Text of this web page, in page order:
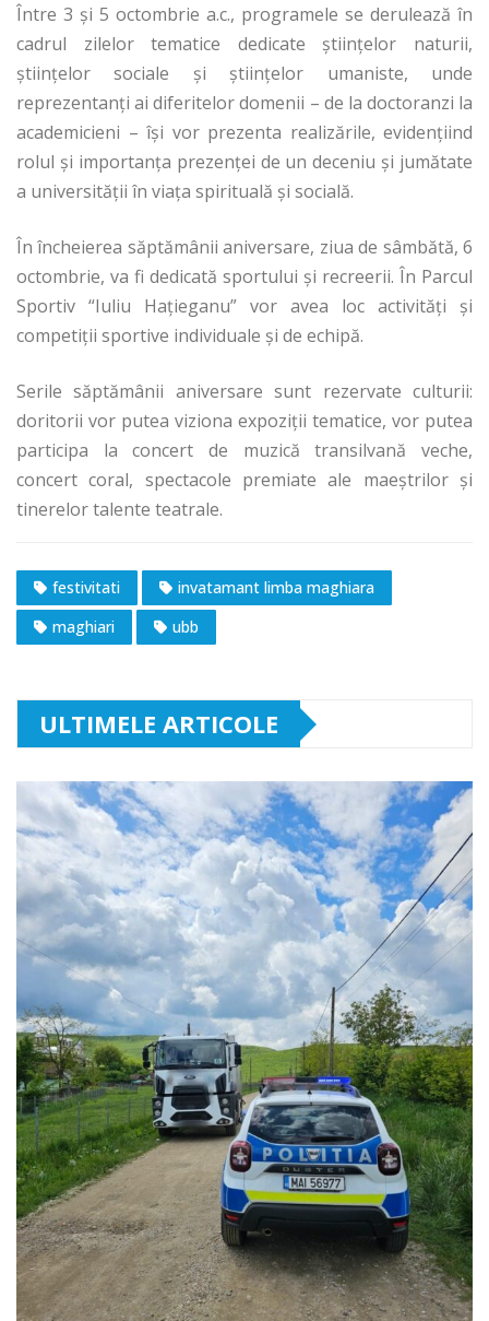
Între 3 şi 5 octombrie a.c., programele se derulează în
cadrul zilelor tematice dedicate ştiinţelor naturii,
ştiinţelor sociale şi ştiinţelor umaniste, unde
reprezentanţi ai diferitelor domenii – de la doctoranzi la
academicieni – îşi vor prezenta realizările, evidenţiind
rolul şi importanţa prezenţei de un deceniu şi jumătate
a universităţii în viaţa spirituală şi socială.
În încheierea săptămânii aniversare, ziua de sâmbătă, 6
octombrie, va fi dedicată sportului şi recreerii. În Parcul
Sportiv “Iuliu Haţieganu” vor avea loc activităţi şi
competiţii sportive individuale şi de echipă.
Serile săptămânii aniversare sunt rezervate culturii:
doritorii vor putea viziona expoziţii tematice, vor putea
participa la concert de muzică transilvană veche,
concert coral, spectacole premiate ale maeştrilor şi
tinerelor talente teatrale.
festivitati
invatamant limba maghiara
maghiari
ubb
ULTIMELE ARTICOLE